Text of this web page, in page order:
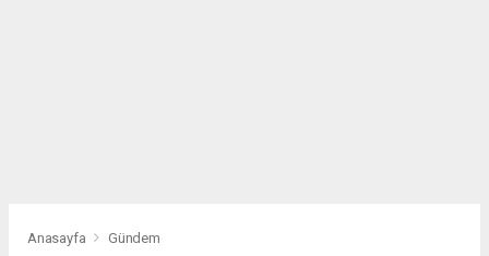
Anasayfa Gündem